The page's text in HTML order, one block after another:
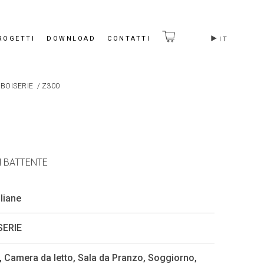
IT
DOWNLOAD CONTATTI
/ Z300
BATTENTE
, Camera da letto, Sala da Pranzo, Soggiorno,